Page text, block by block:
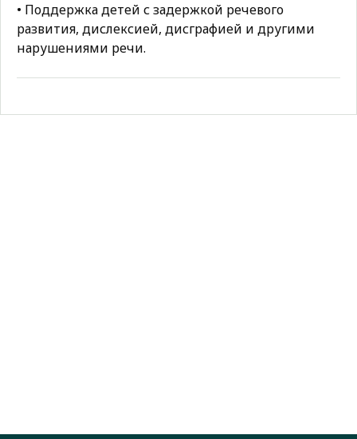
• Поддержка детей с задержкой речевого
развития, дислексией, дисграфией и другими
нарушениями речи.